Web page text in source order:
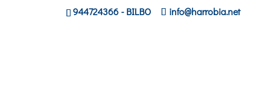
944724366- BILBO info@harrobia.net